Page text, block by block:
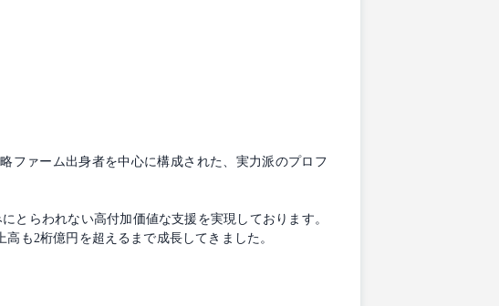
ファーム出身者を中心に構成された、実力派のプロフ
とらわれない高付加価値な支援を実現しております。
も2桁億円を超えるまで成長してきました。